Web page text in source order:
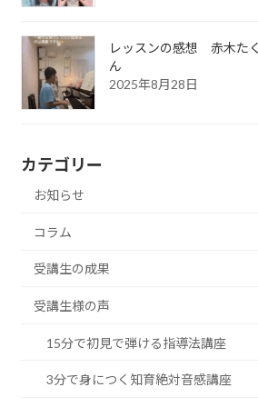
レッスンの感想 赤木た
ん
2025年8月28日
カテゴリー
お知らせ
コラム
受講生の成果
受講生様の声
15分で初見で弾ける指導法講座
3分で身につく知育絶対音感講座